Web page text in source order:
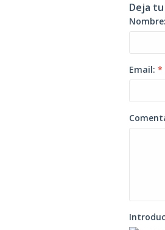
Deja
Nombre:
Email: *